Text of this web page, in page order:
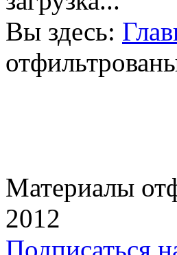
Вы здесь:
Материалы
2012